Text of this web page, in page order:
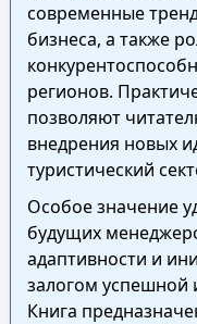
современные
бизнеса, а также
регионов.
позволяют
внедрения новых
туристический
Особое значение
будущих
адаптивности и
залогом успешной
Книга